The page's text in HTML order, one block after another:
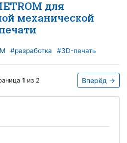
для
механической
#разработка #3D-печать
1 из 2 Вперёд →